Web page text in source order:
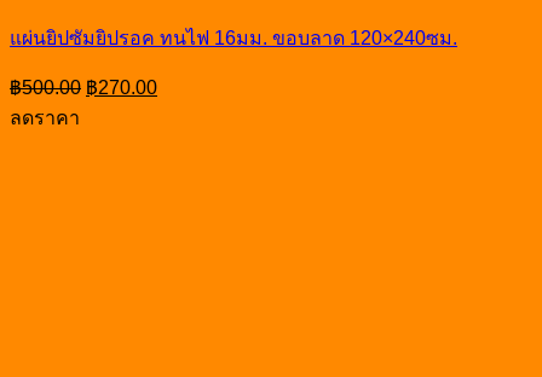
แผ่นยิปซัมยิปรอค ทนไฟ 16มม. ขอบลาด 120×240ซม.
฿500.00 Original
price
฿270.00Current
price
ลดราคา